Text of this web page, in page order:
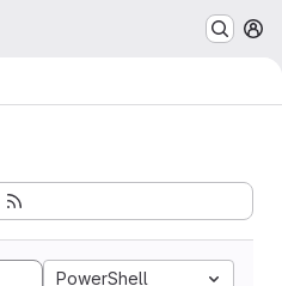
PowerShell